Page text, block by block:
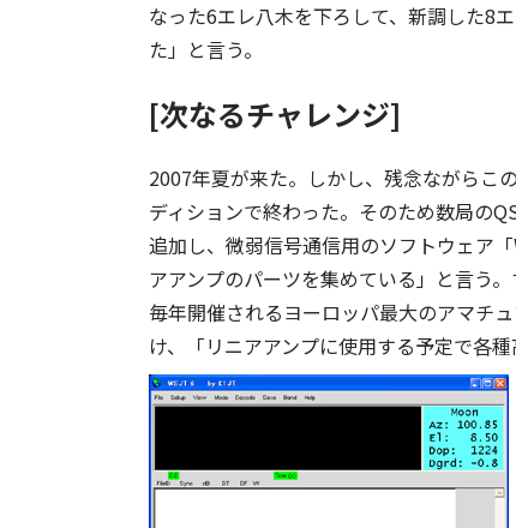
なった6エレ八木を下ろして、新調した8
た」と言う。
[次なるチャレンジ]
2007年夏が来た。しかし、残念ながらこ
ディションで終わった。そのため数局の
追加し、微弱信号通信用のソフトウェア
アアンプのパーツを集めている」と言う
毎年開催されるヨーロッパ最大のアマチ
け、「リニアアンプに使用する予定で各